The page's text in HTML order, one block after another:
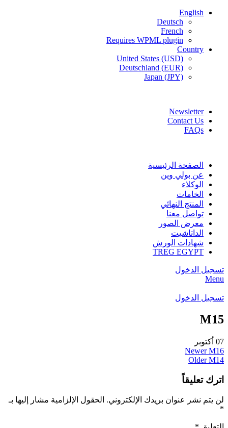
English
Deutsch
French
Requires WPML plugin
Country
United States (USD)
Deutschland (EUR)
Japan (JPY)
Newsletter
Contact Us
FAQs
الصفحة الرئيسية
عن بولي وين
الوكلاء
الخامات
المنتج النهائي
تواصل معنا
معرض الصور
الداتاشيت
شهادات الورش
TREG EGYPT
تسجيل الدخول
Menu
تسجيل الدخول
M15
07 أكتوبر
Newer M16
Older M14
اترك تعليقاً
لن يتم نشر عنوان بريدك الإلكتروني. الحقول الإلزامية مشار إليها بـ
*